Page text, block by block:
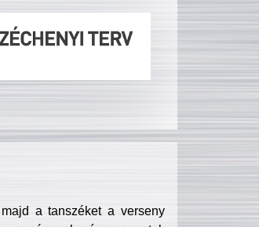
a tanszéket a verseny